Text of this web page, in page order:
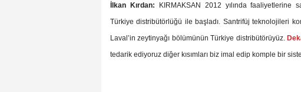
İlkan Kırdan: KIRMAKSAN 2012 yılında faaliyetlerine
Türkiye distribütörlüğü ile başladı. Santrifüj teknolojileri
Laval’in zeytinyağı bölümünün Türkiye distribütörüyüz.
tedarik ediyoruz diğer kısımları biz imal edip komple bir